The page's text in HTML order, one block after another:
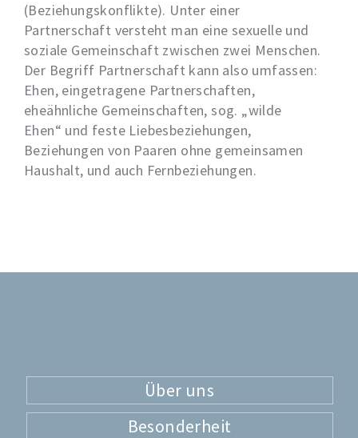
(Beziehungskonflikte). Unter einer
Partnerschaft versteht man eine sexuelle und
soziale Gemeinschaft zwischen zwei Menschen.
Der Begriff Partnerschaft kann also umfassen:
Ehen, eingetragene Partnerschaften,
eheähnliche Gemeinschaften, sog. „wilde
Ehen“ und feste Liebesbeziehungen,
Beziehungen von Paaren ohne gemeinsamen
Haushalt, und auch Fernbeziehungen.
Über uns
Besonderheit